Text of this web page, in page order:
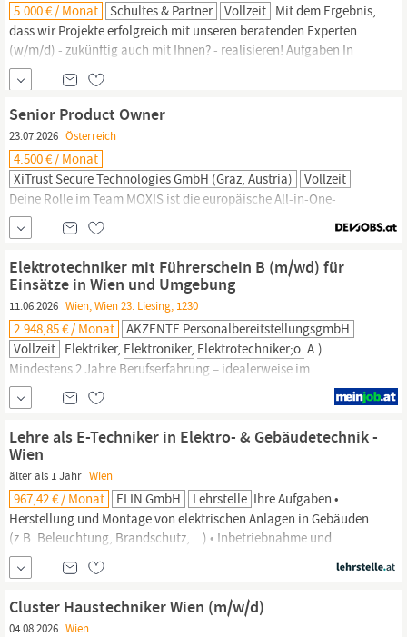
5.000 € / Monat Schultes & Partner Vollzeit Mit dem Ergebnis,
dass wir Projekte erfolgreich mit unseren beratenden Experten
(w/m/d) - zukünftig auch mit Ihnen? - realisieren! Aufgaben In
dieser Projektposition sind Sie bei S&P beim Kunden zur
Unterstützung des Oberbauleiters als direkte Ansprechperson für
sämtlicheElektro-sowie EMSR-Installationen mit den
nachfolgenden Aufgaben im Einsatz:
Senior Product Owner
23.07.2026 Österreich
4.500 € / Monat
XiTrust Secure Technologies GmbH (Graz, Austria)
Vollzeit
Deine Rolle im Team MOXIS ist die europäische All-in-One-
Plattform für
elektronische
2002 entwickeln wir in Österreich Lösungen, die Unternehmen
und ihren Kund:innen helfen, Entscheidungen schneller, sicherer
und intelligenter zu treffen. Verwurzelt im DACH-Raum und in den
Werten, die Europa an Technologie stellt:...
Elektrotechniker mit Führerschein B (m/wd) für
Einsätze in Wien und Umgebung
11.06.2026 Wien, Wien 23. Liesing, 1230
2.948,85 € / Monat
AKZENTE PersonalbereitstellungsgmbH
Vollzeit Elektriker, Elektroniker, Elektrotechniker;o. Ä.)
Mindestens 2 Jahre Berufserfahrung – idealerweise im
sicherheitstechnischen Bereich Selbstständige und strukturierte
Arbeitsweise Sicherer Umgang mit Schaltplänen (lesen und
Programmierung und Wartung von Gegensprechanlagen...
Lehre als E-Techniker in Elektro- & Gebäudetechnik -
Wien
älter als 1 Jahr Wien
967,42 € / Monat ELIN GmbH Lehrstelle Ihre Aufgaben •
Herstellung und Montage von elektrischen Anlagen in Gebäuden
(z.B. Beleuchtung, Brandschutz,…) • Inbetriebnahme und
Überprüfung dieser Anlagen • Montage elektrischer Anlagen unter
Einsatz von Steuerungs- und Regelungstechnik,
Automatisierungstechnik, Sensorik, EDV und Sicherheitstechnik •
Einsatz von Kenntnissen der Elektrotechnik,Elektronik
Cluster Haustechniker Wien (m/w/d)
04.08.2026 Wien